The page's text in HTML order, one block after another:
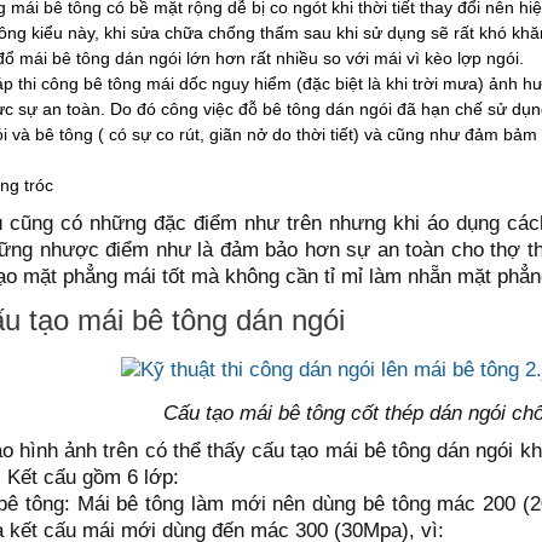
mái bê tông có bề mặt rộng dễ bị co ngót khi thời tiết thay đổi nên
kiểu này, khi sửa chữa chống thấm sau khi sử dụng sẽ rất khó
mái bê tông dán ngói lớn hơn rất nhiều so với mái vì kèo lợp ngói.
thi công bê tông mái dốc nguy hiểm (đặc biệt là khi trời mưa) ảnh
sự an toàn. Do đó công việc đỗ bê tông dán ngói đã hạn chế sử
và bê tông ( có sự co rút, giãn nở do thời tiết) và cũng như đảm
tróc
cũng có những đặc điểm như trên nhưng khi áo dụng
nhược điểm như là đảm bảo hơn sự an toàn cho thợ
mặt phẳng mái tốt mà không cần tỉ mỉ làm nhẵn mặt
tạo mái bê tông dán ngói
Cấu tạo mái bê tông cốt thép dán ngói
hình ảnh trên có thể thấy cấu tạo mái bê tông dán ngói
Kết cấu gồm 6 lớp:
tông: Mái bê tông làm mới nên dùng bê tông mác 200
kết cấu mái mới dùng đến mác 300 (30Mpa), vì: